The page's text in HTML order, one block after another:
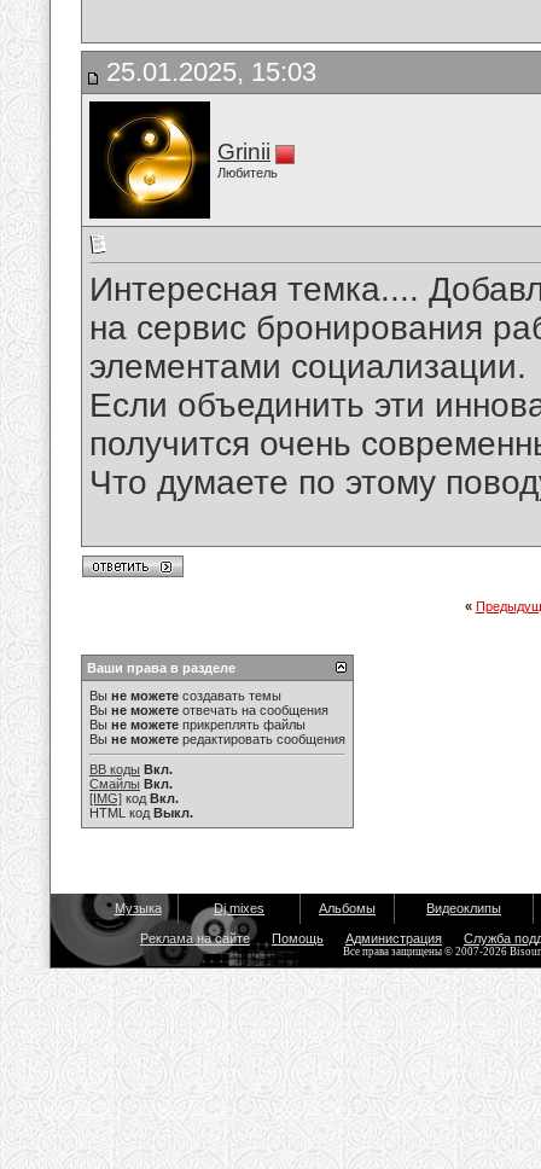
25.01.2025, 15:03
Grinii
Любитель
Интересная темка....
на сервис бронирования
элементами социализации.
Если объединить эти
получится очень
Что думаете по этому
«
Ваши права в разделе
Вы не можете создавать темы
Вы не можете отвечать на сообщения
Вы не можете прикреплять файлы
Вы не можете редактировать сообщения
BB коды Вкл.
Смайлы Вкл.
[IMG] код Вкл.
HTML код Выкл.
Музыка Dj mixes Альбомы Видеоклипы
Реклама на сайте Помощь Администрация Служба
Все права защищены © 2007-2026